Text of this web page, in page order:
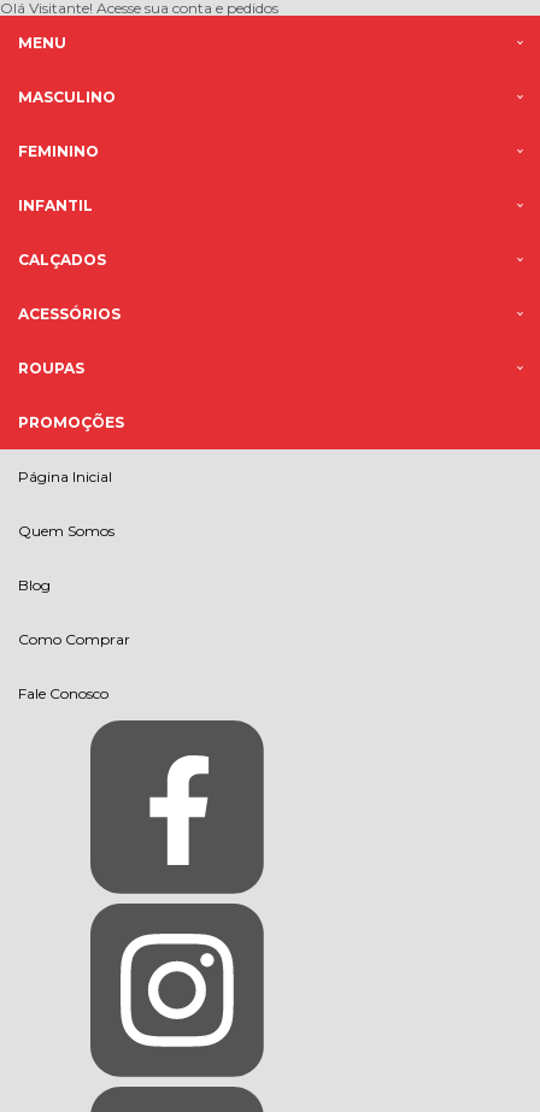
Olá Visitante! Acesse sua conta e pedidos
MENU
MASCULINO
FEMININO
INFANTIL
CALÇADOS
ACESSÓRIOS
ROUPAS
PROMOÇÕES
Página Inicial
Quem Somos
Blog
Como Comprar
Fale Conosco